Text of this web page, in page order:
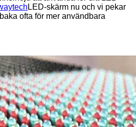
LED-skärm nu och vi pekar
ofta för mer användbara